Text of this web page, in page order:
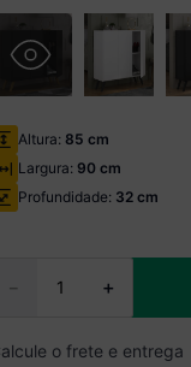
Altura: 85 cm
Largura: 90 cm
Profundidade: 32 cm
＋
－